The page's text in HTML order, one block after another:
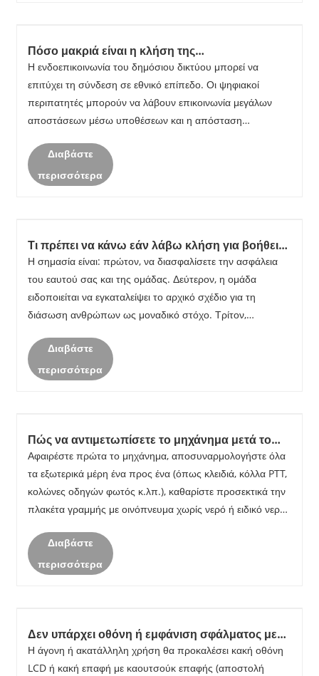
Πόσο μακριά είναι η κλήση της
ενδοεπικοινωνίας;
Η ενδοεπικοινωνία του δημόσιου δικτύου μπορεί να
επιτύχει τη σύνδεση σε εθνικό επίπεδο. Οι ψηφιακοί
περιπατητές μπορούν να λάβουν επικοινωνία μεγάλων
αποστάσεων μέσω υποθέσεων και η απόσταση
ακτίνα 10-15 km. Το άμεσο πέρασμα μπορεί να φτάσει τα
......
Διαβάστε
περισσότερα
Τι πρέπει να κάνω εάν λάβω κλήση για βοήθεια
στην ενδοεπικοινωνία;
Η σημασία είναι: πρώτον, να διασφαλίσετε την ασφάλεια
του εαυτού σας και της ομάδας. Δεύτερον, η ομάδα
ειδοποιείται να εγκαταλείψει το αρχικό σχέδιο για τη
διάσωση ανθρώπων ως μοναδικό στόχο. Τρίτον,
σήμα βοήθειας Η γέφυρα επικοινωνίας με τον έξω κόσ......
Διαβάστε
περισσότερα
Πώς να αντιμετωπίσετε το μηχάνημα μετά το
νερό;
Αφαιρέστε πρώτα το μηχάνημα, αποσυναρμολογήστε όλα
τα εξωτερικά μέρη ένα προς ένα (όπως κλειδιά, κόλλα PTT,
κολώνες οδηγών φωτός κ.λπ.), καθαρίστε προσεκτικά την
πλακέτα γραμμής με οινόπνευμα χωρίς νερό ή ειδικό νερό
μουσκέψτε το με άνυδρο κρασί. Εάν ......
Διαβάστε
περισσότερα
Δεν υπάρχει οθόνη ή εμφάνιση σφάλματος με
LCD;
Η άγονη ή ακατάλληλη χρήση θα προκαλέσει κακή οθόνη
LCD ή κακή επαφή με καουτσούκ επαφής (αποστολή